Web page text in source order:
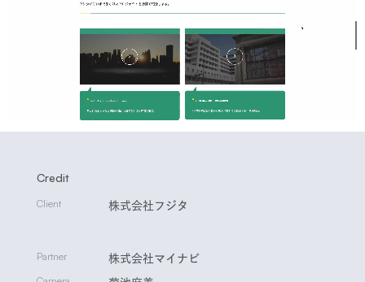
Credit
Client 株式会社フジタ
Partner 株式会社マイナビ